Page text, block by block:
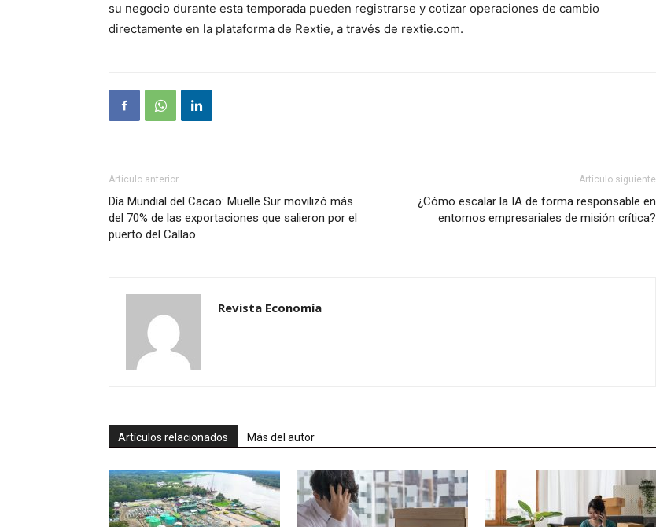
su negocio durante esta temporada pueden registrarse y cotizar operaciones de cambio
directamente en la plataforma de Rextie, a través de rextie.com.
Artículo anterior
Día Mundial del Cacao: Muelle Sur movilizó más
del 70% de las exportaciones que salieron por el
puerto del Callao
Artículo siguiente
¿Cómo escalar la IA de forma responsable en
entornos empresariales de misión crítica?
Revista Economía
Artículos relacionados Más del autor